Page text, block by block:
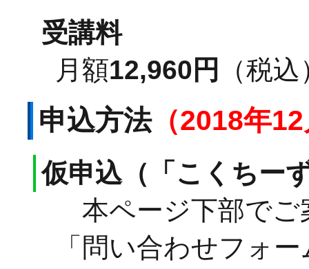
受講料
月額12,960円 （税
申込方法（2018年
仮申込（「こくちー
本ページ下部でご
「問い合わせフォ